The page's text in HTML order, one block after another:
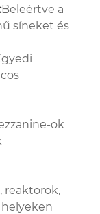
Beleértve a
síneket és
ok
reaktorok,